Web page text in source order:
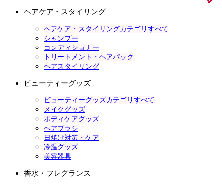
ヘアケア・スタイリング
ヘアケア・スタイリングカテゴリすべて
シャンプー
コンディショナー
トリートメント・ヘアパック
ヘアスタイリング
ビューティーグッズ
ビューティーグッズカテゴリすべて
メイクグッズ
ボディケアグッズ
ヘアブラシ
日焼け対策・ケア
冷温グッズ
美容器具
香水・フレグランス